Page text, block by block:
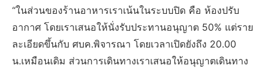
“ในส่วนของร้านอาหารเราเน้นในระบบปิด คือ ห้องปรับ
อากาศ โดยเราเสนอให้นั่งรับประทานอนุญาต 50% แต่ราย
ละเอียดขึ้นกับ ศบค.พิจารณา โดยเวลาเปิดยังถึง 20.00
น.เหมือนเดิม ส่วนการเดินทางเราเสนอให้อนุญาตเดินทาง